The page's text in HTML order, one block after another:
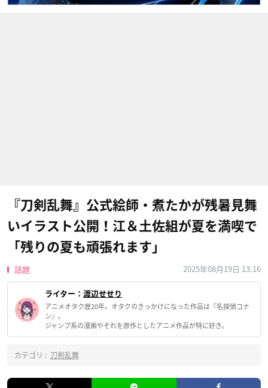
『刀剣乱舞』公式絵師・煮たかが残暑見舞
いイラスト公開！江＆土佐組が夏を満喫で
「残りの夏も頑張れます」
話題 2025年08月19日 13:16
ライター： 渡辺せせり
アニメオタク歴20年。オタクのきっかけになった作品は『名探偵コナ
ン』。
ジャンプ系の漫画やそれを原作としたアニメ作品が特に好き。
カテゴリ : 刀剣乱舞